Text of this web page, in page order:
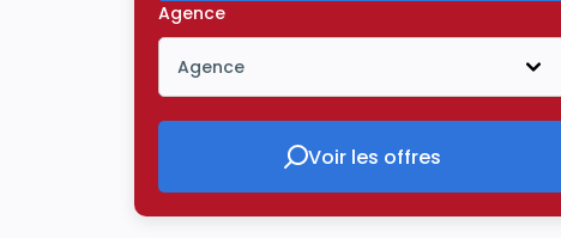
Agence
Agence
Icône ouvrir la liste déroulante
Voir les offres
Voir les offres